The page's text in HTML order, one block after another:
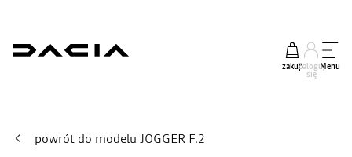
zakupZaloguj
się
Menu
powrót do modelu JOGGER F.2